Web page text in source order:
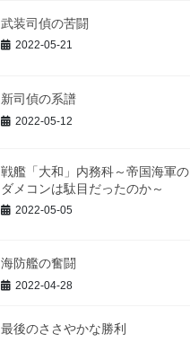
武装司偵の苦闘
2022-05-21
新司偵の系譜
2022-05-12
戦艦「大和」内務科～帝国海軍の
ダメコンは駄目だったのか～
2022-05-05
海防艦の奮闘
2022-04-28
最後のささやかな勝利